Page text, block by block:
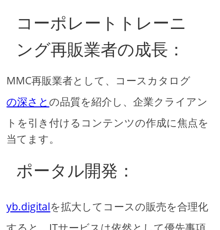
コーポレートトレーニ
ング再販業者の成長：
MMC再販業者として、コースカタログ
の深さとの品質を紹介し、企業クライアン
トを引き付けるコンテンツの作成に焦点を
当てます。
ポータル開発：
yb.digitalを拡大してコースの販売を合理化